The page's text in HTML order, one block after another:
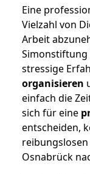
Eine
Vielzahl von
Arbeit
Simonstiftung
stressige
organisieren
einfach die
sich für eine
entscheiden,
Osnabrück